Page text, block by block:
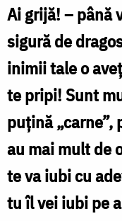
vor
doar
puțină
„carne”!
‒
scrisoarea
Maicii
Gavrilia
către
Ai grijă! – până
sigură de
inimii tale o
te pripi! Sunt
puţină „carne”,
au mai mult de
te va iubi cu
tu îl vei iubi pe